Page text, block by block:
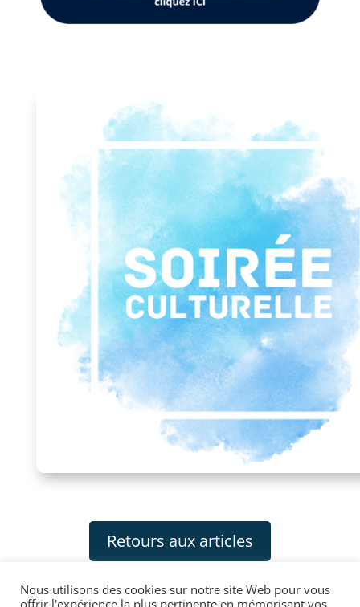
Retours aux articles
Nous utilisons des cookies sur notre site Web pour vous
offrir l'expérience la plus pertinente en mémorisant vos